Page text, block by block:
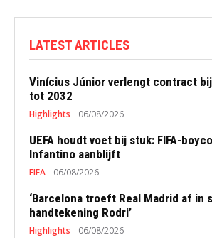
LATEST ARTICLES
Vinícius Júnior verlengt contract bij
tot 2032
Highlights 06/08/2026
UEFA houdt voet bij stuk: FIFA-
Infantino aanblijft
FIFA 06/08/2026
‘Barcelona troeft Real Madrid af in
handtekening Rodri’
Highlights 06/08/2026